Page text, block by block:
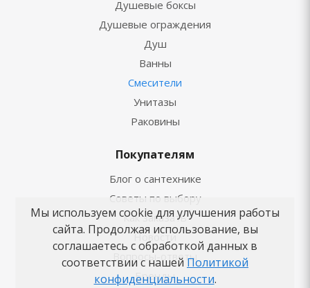
Душевые боксы
Душевые ограждения
Душ
Ванны
Смесители
Унитазы
Раковины
Покупателям
Блог о сантехнике
Советы по выбору
Как заказать
Новости
Вопросы-ответы
Бренды
Мы используем cookie для улучшения работы
сайта. Продолжая использование, вы
соглашаетесь с обработкой данных в
соответствии с нашей Политикой
конфиденциальности.